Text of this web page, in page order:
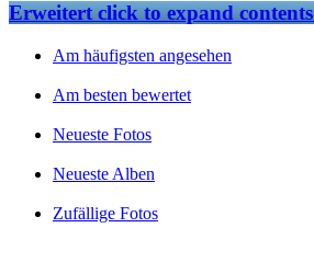
Erweitertclick to expand contents
Am häufigsten angesehen
Am besten bewertet
Neueste Fotos
Neueste Alben
Zufällige Fotos